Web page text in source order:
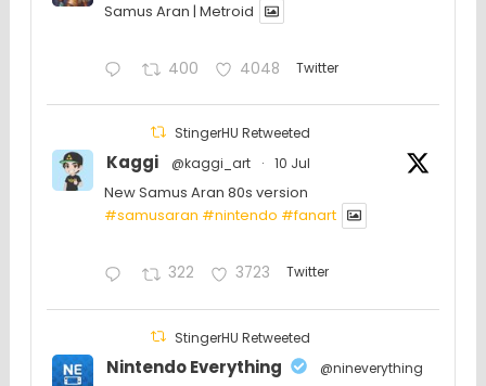
Samus Aran | Metroid
400 4048 Twitter
StingerHU Retweeted
Kaggi @kaggi_art · 10 Jul
New Samus Aran 80s version
#samusaran #nintendo #fanartㅤㅤㅤㅤ
322 3723 Twitter
StingerHU Retweeted
Nintendo Everything
@nineverything